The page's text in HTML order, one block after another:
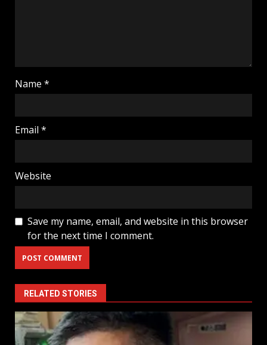
Name *
Email *
Website
Save my name, email, and website in this browser
for the next time I comment.
RELATED STORIES